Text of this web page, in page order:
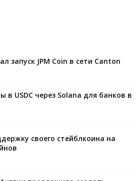
запуск JPM Coin в сети Canton
в USDC через Solana для банков в
своего стейблкоина на